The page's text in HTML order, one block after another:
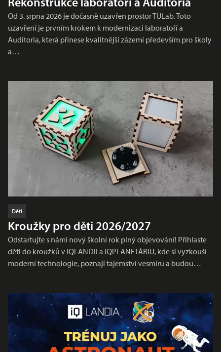
Od 3. srpna 2026 je dočasně uzavřen prostor TULab. Toto
uzavření je prvním krokem k modernizaci laboratoří a
Auditoria, která přinese kvalitnější zázemí především pro školy
a…
Děti
Kroužky pro děti 2026/2027
Odstartujte s námi nový školní rok plný objevování! Přihlaste
děti do kroužků v iQLANDII a iQPLANETÁRIU, kde si vyzkouší
moderní technologie, poznají tajemství vesmíru a budou…